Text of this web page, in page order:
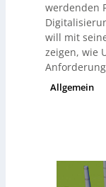
werdenden
will mit
zeigen, wie
Allgemein